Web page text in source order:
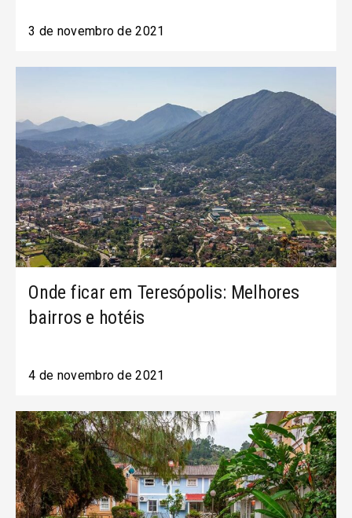
3 de novembro de 2021
Onde ficar em Teresópolis: Melhores
bairros e hotéis
4 de novembro de 2021